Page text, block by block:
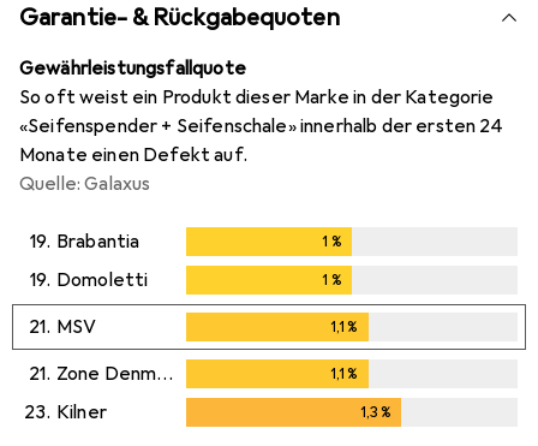
Garantie- & Rückgabequoten
Gewährleistungsfallquote
So oft weist ein Produkt dieser Marke in der Kategorie
«Seifenspender + Seifenschale» innerhalb der ersten 24
Monate einen Defekt auf.
Quelle: Galaxus
19. Brabantia 1 %
19. Domoletti 1 %
21. MSV 1,1%
21. Zone Denmark 1,1%
23. Kilner 1,3%